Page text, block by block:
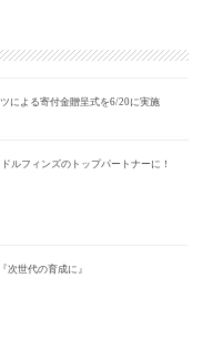
による寄付金贈呈式を6/20に実施
ルフィンズのトップパートナーに！
次世代の育成に』